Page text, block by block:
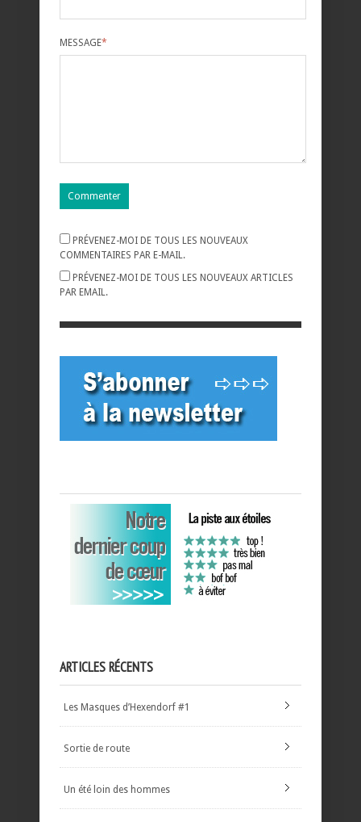
MESSAGE*
PRÉVENEZ-MOI DE TOUS LES NOUVEAUX
COMMENTAIRES PAR E-MAIL.
PRÉVENEZ-MOI DE TOUS LES NOUVEAUX ARTICLES
PAR EMAIL.
ARTICLES RÉCENTS
Les Masques d’Hexendorf #1
Sortie de route
Un été loin des hommes